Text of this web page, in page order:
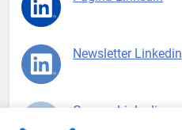
Newsletter Linkedin
Gruppo Linkedin